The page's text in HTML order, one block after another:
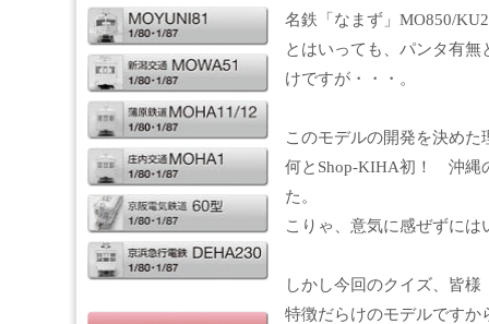
名鉄「なまず」MO850/
とはいっても、パンタ有
けですが・・・。
このモデルの開発を決めた
何とShop-KIHA初！ 沖縄
た。
こりゃ、意気に感ぜずには
しかし今回のクイズ、皆
特徴だらけのモデルですか